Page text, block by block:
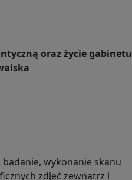
oraz życie gabinetu
wykonanie skanu
zdjęć zewnątrz i